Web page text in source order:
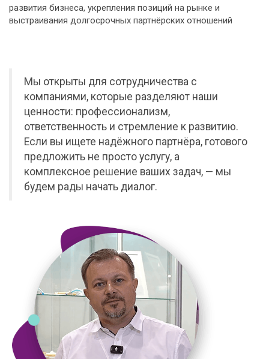
развития бизнеса, укрепления позиций на рынке и
выстраивания долгосрочных партнёрских отношений
Мы открыты для сотрудничества с
компаниями, которые разделяют наши
ценности: профессионализм,
ответственность и стремление к развитию.
Если вы ищете надёжного партнёра, готового
предложить не просто услугу, а
комплексное решение ваших задач, — мы
будем рады начать диалог.